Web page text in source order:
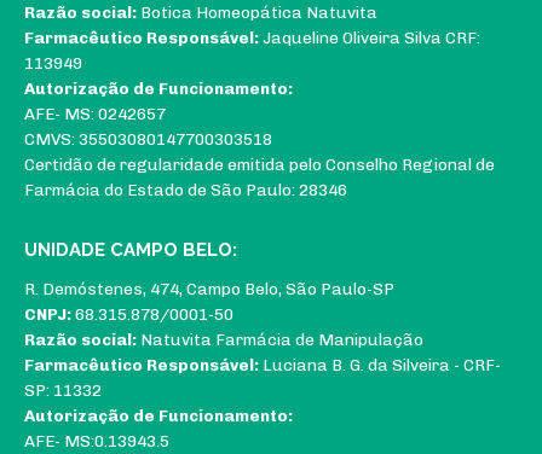
Razão social: Botica Homeopática Natuvita
Farmacêutico Responsável:Jaqueline Oliveira Silva CRF:
113949
Autorização de Funcionamento:
AFE- MS: 0242657
CMVS: 35503080147700303518
Certidão de regularidade emitida pelo Conselho Regional de
Farmácia do Estado de São Paulo: 28346
UNIDADE CAMPO BELO:
R. Demóstenes, 474, Campo Belo, São Paulo-SP
CNPJ:68.315.878/0001-50
Razão social: Natuvita Farmácia de Manipulação
Farmacêutico Responsável: Luciana B. G. da Silveira - CRF-
SP: 11332
Autorização de Funcionamento:
AFE- MS:0.13943.5